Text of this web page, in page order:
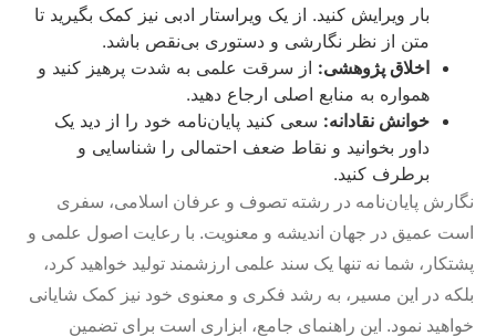
بار ویرایش کنید. از یک ویراستار ادبی نیز کمک بگیرید تا
متن از نظر نگارشی و دستوری بی‌نقص باشد.
اخلاق پژوهشی: از سرقت علمی به شدت پرهیز کنید و
همواره به منابع اصلی ارجاع دهید.
خوانش نقادانه: سعی کنید پایان‌نامه خود را از دید یک
داور بخوانید و نقاط ضعف احتمالی را شناسایی و
برطرف کنید.
نگارش پایان‌نامه در رشته تصوف و عرفان اسلامی، سفری
است عمیق در جهان اندیشه و معنویت. با رعایت اصول علمی و
پشتکار، شما نه تنها یک سند علمی ارزشمند تولید خواهید کرد،
بلکه در این مسیر، به رشد فکری و معنوی خود نیز کمک شایانی
خواهید نمود. این راهنمای جامع، ابزاری است برای تضمین